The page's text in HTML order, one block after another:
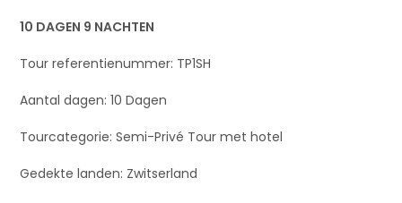
10 DAGEN 9 NACHTEN
Tour referentienummer: TP1SH
Aantal dagen: 10 Dagen
Tourcategorie: Semi-Privé Tour met hotel
Gedekte landen: Zwitserland